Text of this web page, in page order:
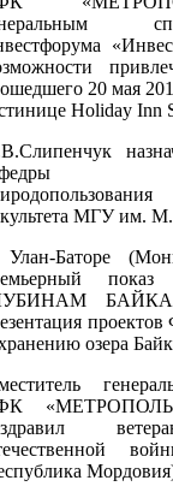
20 мая
Holiday Inn
МГУ им.
Баторе
озера